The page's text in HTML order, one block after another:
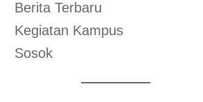
Berita Terbaru
Kegiatan Kampus
Sosok